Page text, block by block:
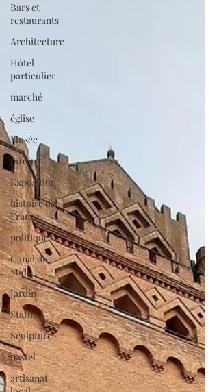
Bars et
restaurants
Architecture
Hôtel
particulier
marché
église
Musée
Jardin
Exposition
histoire de
France
politique
Canal du
Midi
Jardin
Statue
Sculpture
pastel
artisanat